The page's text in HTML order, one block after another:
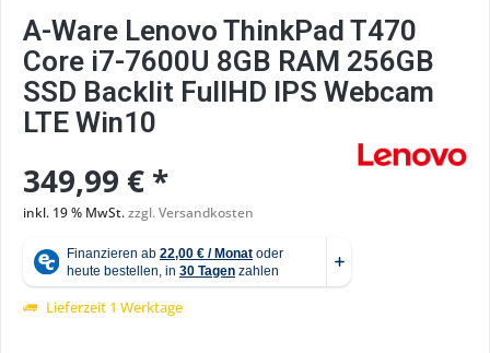
A-Ware Lenovo ThinkPad T470
Core i7-7600U 8GB RAM 256GB
SSD Backlit FullHD IPS Webcam
LTE Win10
349,99 € *
inkl. 19 % MwSt.zzgl. Versandkosten
Lieferzeit 1 Werktage